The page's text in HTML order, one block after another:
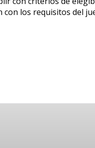
con los requisitos del